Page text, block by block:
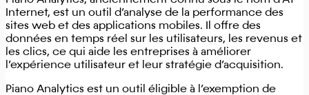
Internet, est un outil d’analyse de la performance des
sites web et des applications mobiles. Il offre des
données en temps réel sur les utilisateurs, les revenus et
les clics, ce qui aide les entreprises à améliorer
l’expérience utilisateur et leur stratégie d’acquisition.
Piano Analytics est un outil éligible à l’exemption de